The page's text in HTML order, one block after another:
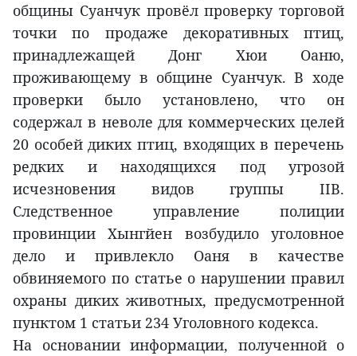
общины Суанчук провёл проверку торговой
точки по продаже декоративных птиц,
принадлежащей Донг Хюи Оаню,
проживающему в общине Суанчук. В ходе
проверки было установлено, что он
содержал в неволе для коммерческих целей
20 особей диких птиц, входящих в перечень
редких и находящихся под угрозой
исчезновения видов группы IIB.
Следственное управление полиции
провинции Хынгйен возбудило уголовное
дело и привлекло Оаня в качестве
обвиняемого по статье о нарушении правил
охраны диких животных, предусмотренной
пунктом 1 статьи 234 Уголовного кодекса.
На основании информации, полученной о